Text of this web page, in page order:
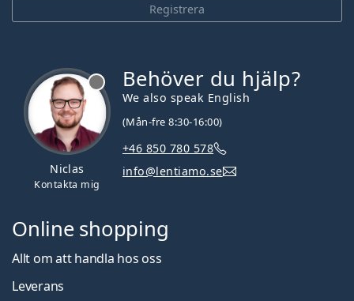
Registrera
Niclas
Kontakta mig
Behöver du hjälp?
We also speak English
(Mån-fre 8:30-16:00)
+46 850 780 578
info@lentiamo.se
Online shopping
Allt om att handla hos oss
Leverans